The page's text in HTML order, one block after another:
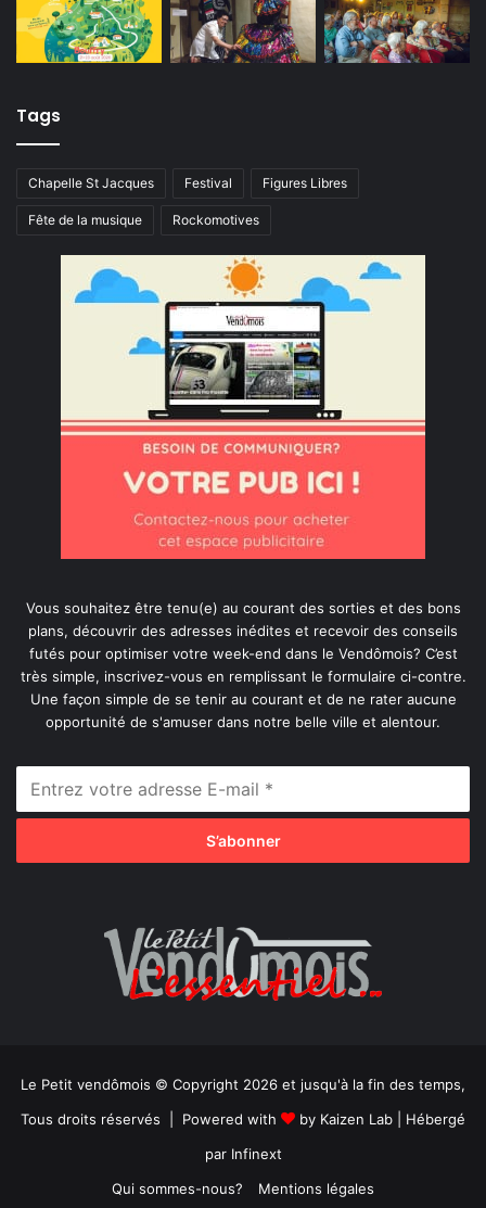
Tags
Chapelle St Jacques Festival Figures Libres
Fête de la musique Rockomotives
Vous souhaitez être tenu(e) au courant des sorties et des bons
plans, découvrir des adresses inédites et recevoir des conseils
futés pour optimiser votre week-end dans le Vendômois? C’est
très simple, inscrivez-vous en remplissant le formulaire ci-contre.
Une façon simple de se tenir au courant et de ne rater aucune
opportunité de s'amuser dans notre belle ville et alentour.
Le Petit vendômois © Copyright 2026 et jusqu'à la fin des temps,
Tous droits réservés | Powered with
by Kaizen Lab | Hébergé
par Infinext
Qui sommes-nous?
Mentions légales